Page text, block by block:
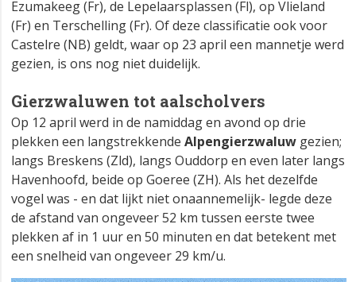
Ezumakeeg (Fr), de Lepelaarsplassen (Fl), op Vlieland
(Fr) en Terschelling (Fr). Of deze classificatie ook voor
Castelre (NB) geldt, waar op 23 april een mannetje werd
gezien, is ons nog niet duidelijk.
Gierzwaluwen tot aalscholvers
Op 12 april werd in de namiddag en avond op drie
plekken een langstrekkende Alpengierzwaluw gezien;
langs Breskens (Zld), langs Ouddorp en even later langs
Havenhoofd, beide op Goeree (ZH). Als het dezelfde
vogel was - en dat lijkt niet onaannemelijk- legde deze
de afstand van ongeveer 52 km tussen eerste twee
plekken af in 1 uur en 50 minuten en dat betekent met
een snelheid van ongeveer 29 km/u.